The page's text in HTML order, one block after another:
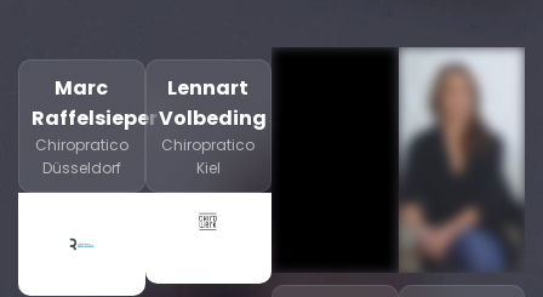
Marc
Raffelsieper
Chiropratico
Düsseldorf
Lennart
Volbeding
Chiropratico
Kiel